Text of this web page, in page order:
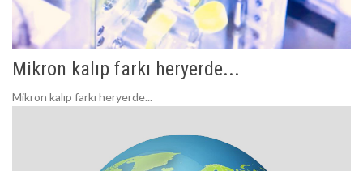
Mikron kalıp farkı heryerde...
Mikron kalıp farkı heryerde...